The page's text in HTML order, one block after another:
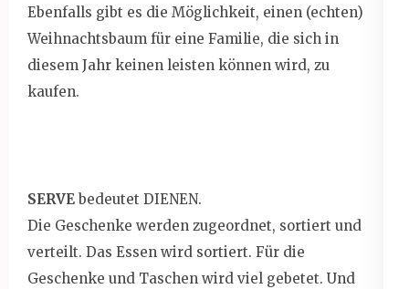
Ebenfalls gibt es die Möglichkeit, einen (echten)
Weihnachtsbaum für eine Familie, die sich in
diesem Jahr keinen leisten können wird, zu
kaufen.
SERVE bedeutet DIENEN.
Die Geschenke werden zugeordnet, sortiert und
verteilt. Das Essen wird sortiert. Für die
Geschenke und Taschen wird viel gebetet. Und